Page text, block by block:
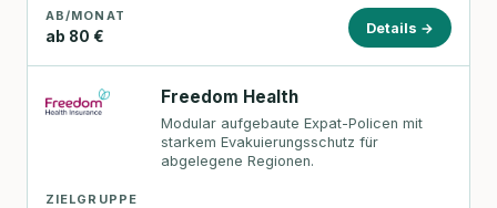
AB/MONAT
ab 80 €
Details →
Freedom Health
Modular aufgebaute Expat-Policen mit
starkem Evakuierungsschutz für
abgelegene Regionen.
ZIELGRUPPE